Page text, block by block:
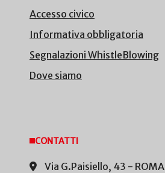
Accesso civico
Informativa obbligatoria
Segnalazioni WhistleBlowing
Dove siamo
CONTATTI
Via G.Paisiello, 43 - ROMA